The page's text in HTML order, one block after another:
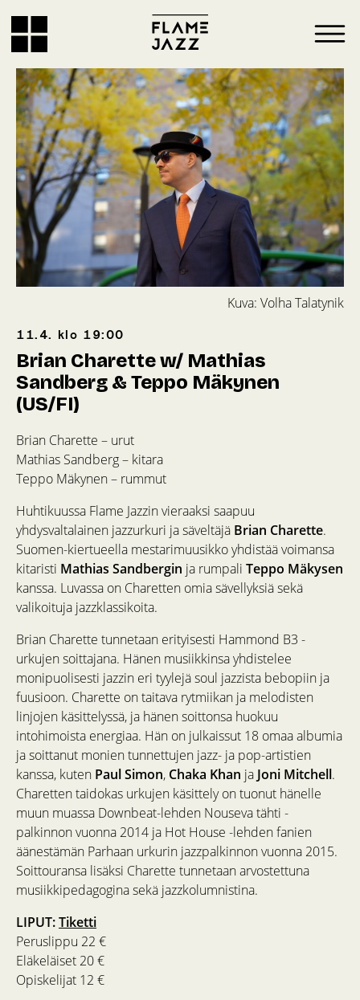
Kuva: Volha Talatynik
11.4. klo 19:00
Brian Charette w/ Mathias
Sandberg & Teppo Mäkynen
(US/FI)
Brian Charette – urut
Mathias Sandberg – kitara
Teppo Mäkynen – rummut
Huhtikuussa Flame Jazzin vieraaksi saapuu
yhdysvaltalainen jazzurkuri ja säveltäjä Brian Charette.
Suomen-kiertueella mestarimuusikko yhdistää voimansa
kitaristi Mathias Sandbergin ja rumpali Teppo Mäkysen
kanssa. Luvassa on Charetten omia sävellyksiä sekä
valikoituja jazzklassikoita.
Brian Charette tunnetaan erityisesti Hammond B3 -
urkujen soittajana. Hänen musiikkinsa yhdistelee
monipuolisesti jazzin eri tyylejä soul jazzista bebopiin ja
fuusioon. Charette on taitava rytmiikan ja melodisten
linjojen käsittelyssä, ja hänen soittonsa huokuu
intohimoista energiaa. Hän on julkaissut 18 omaa albumia
ja soittanut monien tunnettujen jazz- ja pop-artistien
kanssa, kuten Paul Simon, Chaka Khan ja Joni Mitchell.
Charetten taidokas urkujen käsittely on tuonut hänelle
muun muassa Downbeat-lehden Nouseva tähti -
palkinnon vuonna 2014 ja Hot House -lehden fanien
äänestämän Parhaan urkurin jazzpalkinnon vuonna 2015.
Soittouransa lisäksi Charette tunnetaan arvostettuna
musiikkipedagogina sekä jazzkolumnistina.
LIPUT:Tiketti
Peruslippu 22 €
Eläkeläiset 20 €
Opiskelijat 12 €